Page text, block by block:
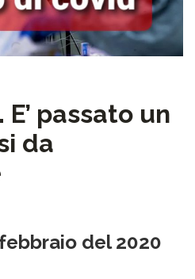
passato un
da
del 2020